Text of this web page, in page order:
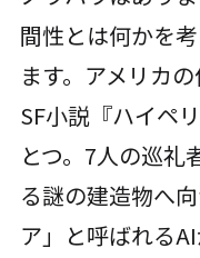
間性とは何かを
ます。アメリカ
SF小説『ハイペ
とつ。7人の巡礼
る謎の建造物へ
ア」と呼ばれる